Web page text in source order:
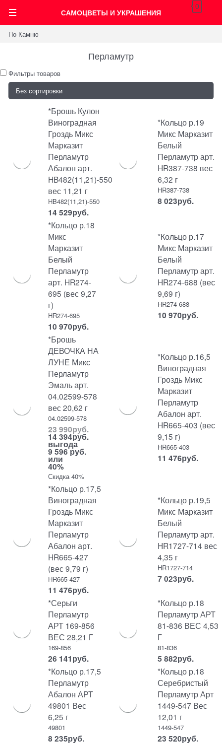
САМОЦВЕТЫ И УКРАШЕНИЯ
0
По Камню
Перламутр
Фильтры товаров
*Брошь Кулон
Виноградная
Гроздь Микс
Марказит
Перламутр
Абалон арт.
HB482(11,21)-550
вес 11,21 г
HB482(11,21)-550
14 529руб.
*Кольцо р.19
Микс Марказит
Белый
Перламутр арт.
HR387-738 вес
6,32 г
HR387-738
8 023руб.
*Кольцо р.18
Микс
Марказит
Белый
Перламутр
арт. HR274-
695 (вес 9,27
г)
HR274-695
10 970руб.
*Кольцо р.17
Микс Марказит
Белый
Перламутр арт.
HR274-688 (вес
9,69 г)
HR274-688
10 970руб.
*Брошь
ДЕВОЧКА НА
ЛУНЕ Микс
Перламутр
Эмаль арт.
04.02599-578
вес 20,62 г
04.02599-578
23 990руб.
14 394руб.
выгода
9 596 руб.
или
40%
Скидка 40%
*Кольцо р.16,5
Виноградная
Гроздь Микс
Марказит
Перламутр
Абалон арт.
HR665-403 (вес
9,15 г)
HR665-403
11 476руб.
*Кольцо р.17,5
Виноградная
Гроздь Микс
Марказит
Перламутр
Абалон арт.
HR665-427
(вес 9,79 г)
HR665-427
11 476руб.
*Кольцо р.19,5
Микс Марказит
Белый
Перламутр арт.
HR1727-714 вес
4,35 г
HR1727-714
7 023руб.
*Серьги
Перламутр
АРТ 169-856
ВЕС 28,21 Г
169-856
26 141руб.
*Кольцо р.18
Перламутр АРТ
81-836 ВЕС 4,53
Г
81-836
5 882руб.
*Кольцо р.17,5
Перламутр
Абалон АРТ
49801 Вес
6,25 г
49801
8 235руб.
*Кольцо р.18
Серебристый
Перламутр Арт
1449-547 Вес
12,01 г
1449-547
23 520руб.